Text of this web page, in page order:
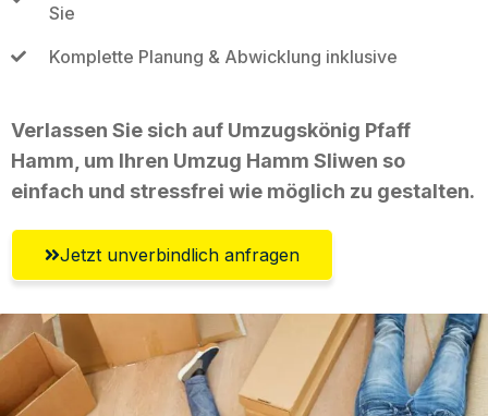
Sie
Komplette Planung & Abwicklung inklusive
Verlassen Sie sich auf Umzugskönig Pfaff
Hamm, um Ihren Umzug Hamm Sliwen so
einfach und stressfrei wie möglich zu gestalten.
Jetzt unverbindlich anfragen